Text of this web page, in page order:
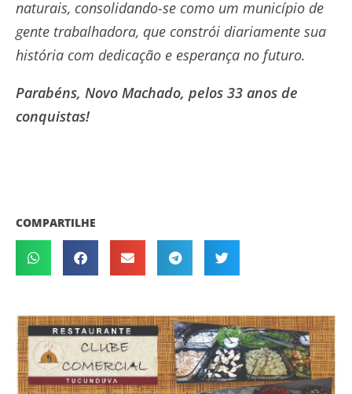
naturais, consolidando-se como um município de
gente trabalhadora, que constrói diariamente sua
história com dedicação e esperança no futuro.
Parabéns, Novo Machado, pelos 33 anos de
conquistas!
COMPARTILHE